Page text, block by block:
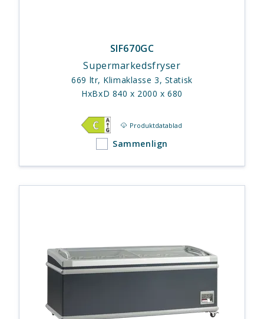
SIF670GC
Supermarkedsfryser
669 ltr, Klimaklasse 3, Statisk
HxBxD 840 x 2000 x 680
Produktdatablad
Sammenlign